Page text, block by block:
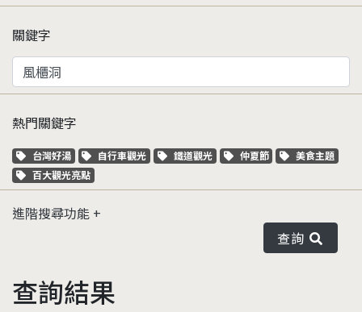
關鍵字
熱門關鍵字
關鍵字標籤
台灣好湯 關鍵字標籤
自行車觀光 關鍵字標籤
鐵道觀光 關鍵字標籤
仲夏節 關鍵字標籤
美食主題
關鍵字標籤
百大觀光亮點
進階搜尋功能
查詢
查詢結果